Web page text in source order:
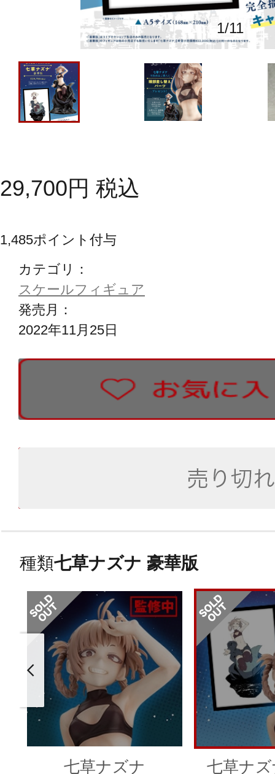
1/11
29,700円 税込
1,485ポイント付与
カテゴリ：
スケールフィギュア
発売月：
2022年11月25日
種類七草ナズナ 豪華版
七草ナズナ 七草ナ